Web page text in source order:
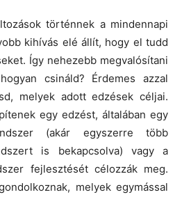
történnek a mindennapi
kihívás elé állít, hogy el tudd
Így nehezebb megvalósítani
csináld? Érdemes azzal
melyek adott edzések céljai.
egy edzést, általában egy
(akár egyszerre több
is bekapcsolva) vagy a
fejlesztését célozzák meg.
melyek egymással